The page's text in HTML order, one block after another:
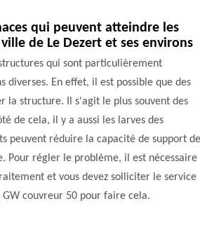
qui peuvent atteindre les
de Le Dezert et ses environs
qui sont particulièrement
diverses. En effet, il est possible que des
la structure. Il s'agit le plus souvent des
de cela, il y a aussi les larves des
peuvent réduire la capacité de support de
Pour régler le problème, il est nécessaire
et vous devez solliciter le service
couvreur 50 pour faire cela.